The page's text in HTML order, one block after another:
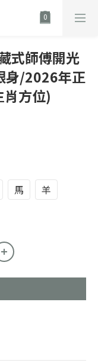
式師傅開光
身/2026年正
方位)
馬
羊